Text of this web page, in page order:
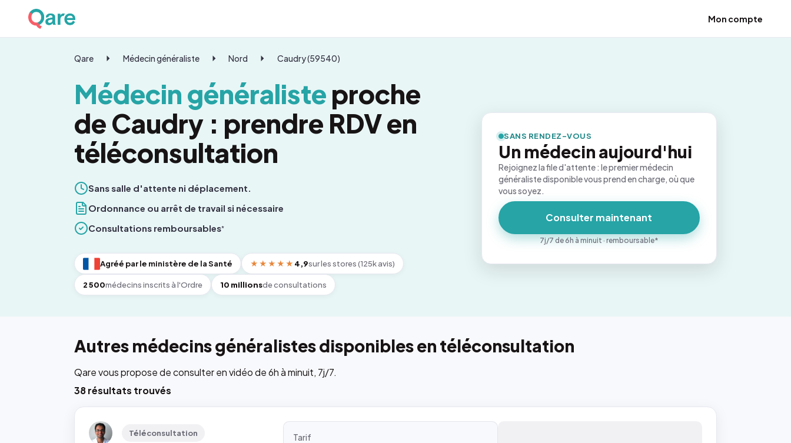
Mon compte
Qare Médecin généraliste Nord Caudry (59540)
Médecin généralisteproche
de Caudry : prendre RDV en
téléconsultation
Sans salle d'attente ni déplacement.
Ordonnance ou arrêt de travail si nécessaire
Consultations remboursables*
Agréé par le ministère de la Santé ★★★★★ 4,9sur les stores (125k avis)
2 500médecins inscrits à l'Ordre 10 millionsde consultations
SANS RENDEZ-VOUS
Un médecin aujourd'hui
Rejoignez la file d'attente : le premier médecin
généraliste disponible vous prend en charge, où que
vous soyez.
Consulter maintenant
7j/7 de 6h à minuit · remboursable*
Autres médecins généralistes disponibles en téléconsultation
Qare vous propose de consulter en vidéo de 6h à minuit, 7j/7.
38 résultats trouvés
Téléconsultation
Tarif